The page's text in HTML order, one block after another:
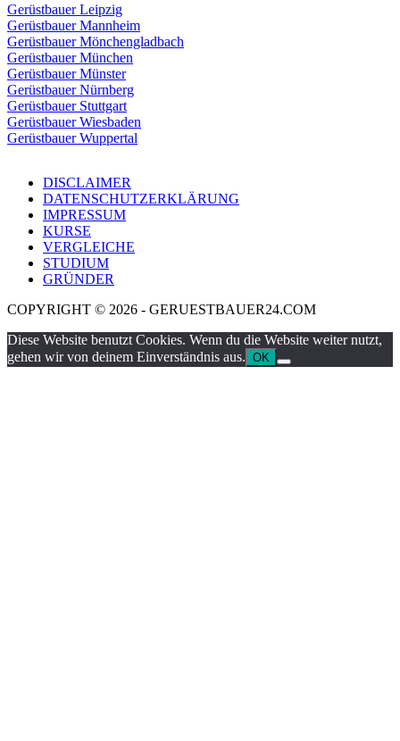
Gerüstbauer Leipzig
Gerüstbauer Mannheim
Gerüstbauer Mönchengladbach
Gerüstbauer München
Gerüstbauer Münster
Gerüstbauer Nürnberg
Gerüstbauer Stuttgart
Gerüstbauer Wiesbaden
Gerüstbauer Wuppertal
DISCLAIMER
DATENSCHUTZERKLÄRUNG
IMPRESSUM
KURSE
VERGLEICHE
STUDIUM
GRÜNDER
COPYRIGHT © 2026 - GERUESTBAUER24.COM
Diese Website benutzt Cookies. Wenn du die Website weiter nutzt,
gehen wir von deinem Einverständnis aus. OK